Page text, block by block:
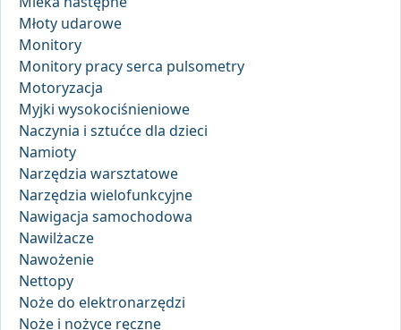
Młoty udarowe
Monitory
Monitory pracy serca pulsometry
Motoryzacja
Myjki wysokociśnieniowe
Naczynia i sztućce dla dzieci
Namioty
Narzędzia warsztatowe
Narzędzia wielofunkcyjne
Nawigacja samochodowa
Nawilżacze
Nawożenie
Nettopy
Noże do elektronarzędzi
Noże i nożyce ręczne